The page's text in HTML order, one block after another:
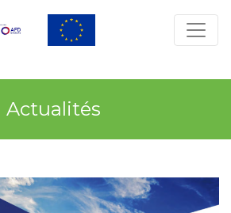
Actualités